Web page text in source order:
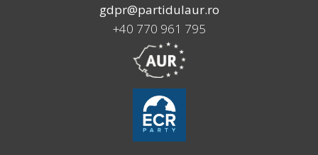
gdpr@partidulaur.ro
+40 770 961 795